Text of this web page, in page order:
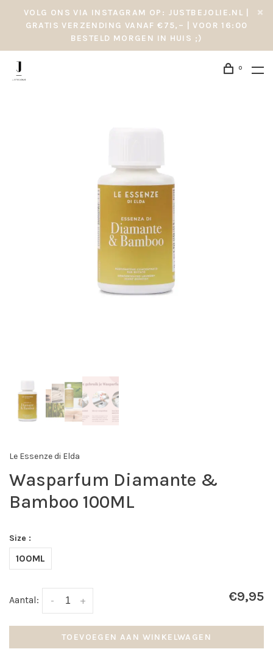
VOLG ONS VIA INSTAGRAM OP: JUSTBEJOLIE.NL |
GRATIS VERZENDING VANAF €75,– | VOOR 16:00
BESTELD MORGEN IN HUIS ;)
0
Le Essenze di Elda
Wasparfum Diamante &
Bamboo 100ML
Size :
100ML
Aantal: +
- €9,95
TOEVOEGEN AAN WINKELWAGEN